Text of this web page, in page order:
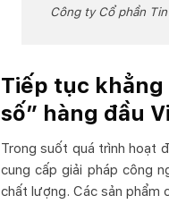
Công ty Cổ phần
Tiếp tục
số” hàng đầu
Trong suốt quá trình hoạt
cung cấp giải pháp công
chất lượng. Các sản phẩm